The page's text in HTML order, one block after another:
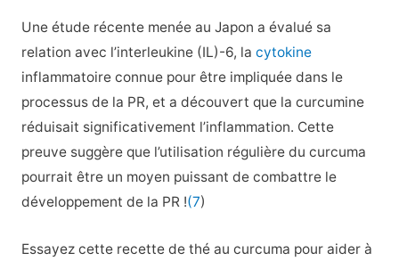
Une étude récente menée au Japon a évalué sa
relation avec l’interleukine (IL)-6, la cytokine
inflammatoire connue pour être impliquée dans le
processus de la PR, et a découvert que la curcumine
réduisait significativement l’inflammation. Cette
preuve suggère que l’utilisation régulière du curcuma
pourrait être un moyen puissant de combattre le
développement de la PR !(7)
Essayez cette recette de thé au curcuma pour aider à